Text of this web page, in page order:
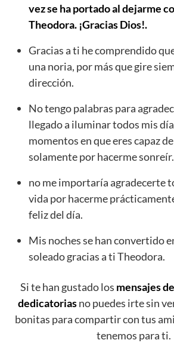
vez se ha portado al dejarme
Theodora. ¡Gracias Dios!.
Gracias a ti he comprendido
una noria, por más que gire
dirección.
No tengo palabras para
llegado a iluminar todos mis
momentos en que eres capaz
solamente por hacerme sonreír.
no me importaría agradecerte
vida por hacerme
feliz del día.
Mis noches se han convertido
soleado gracias a ti Theodora.
Si te han gustado los mensajes
dedicatoriasno puedes irte sin
bonitas para compartir con tus
tenemos para ti.